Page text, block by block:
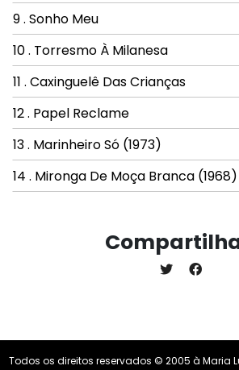
9 . Sonho Meu
10 . Torresmo À Milanesa
11 . Caxinguelê Das Crianças
12 . Papel Reclame
13 . Marinheiro Só (1973)
14 . Mironga De Moça Branca (1968)
Todos os direitos reservados © 2005 à Maria